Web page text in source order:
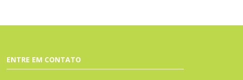
ENTRE EM CONTATO